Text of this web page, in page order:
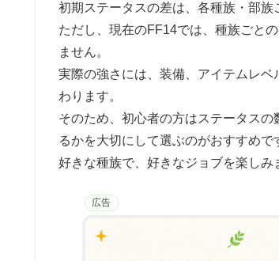
初期ステータスの差は、各種族・部族
ただし、現在のFF14では、種族ごと
ません。
実際の強さには、装備、アイテムレ
わります。
そのため、初心者の方はステータス
るかを大切にして選ぶのがおすすめで
好きな種族で、好きなジョブを楽しみ
広告